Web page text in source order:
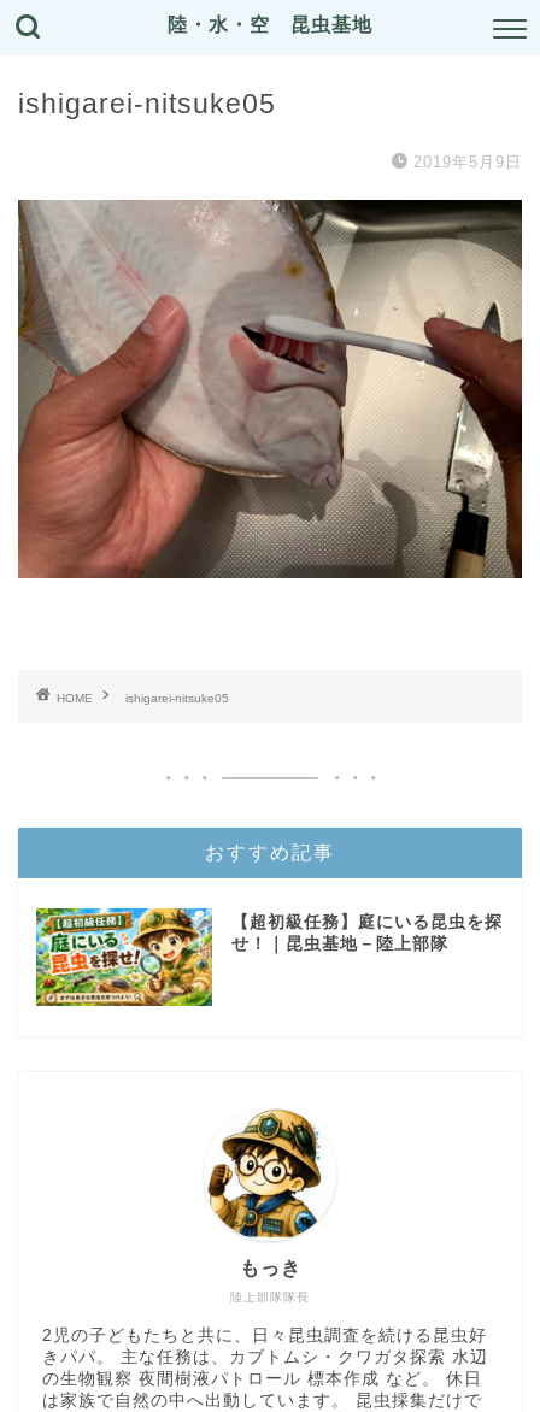
陸・水・空 昆虫基地
ishigarei-nitsuke05
2019年5月9日
HOME ishigarei-nitsuke05
おすすめ記事
【超初級任務】庭にいる昆虫を探
せ！｜昆虫基地－陸上部隊
陸上部隊隊長
もっき
2児の子どもたちと共に、日々昆虫調査を続ける昆虫好
きパパ。 主な任務は、カブトムシ・クワガタ探索 水辺
の生物観察 夜間樹液パトロール 標本作成 など。 休日
は家族で自然の中へ出動しています。 昆虫採集だけで